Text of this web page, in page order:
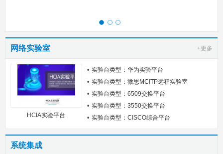
网络实验室 +更多
HCIA实验平台
实验台类型：华为实验平台
实验台类型：微思MCITP远程实验室
实验台类型：6509交换平台
实验台类型：3550交换平台
实验台类型：CISCO综合平台
系统集成